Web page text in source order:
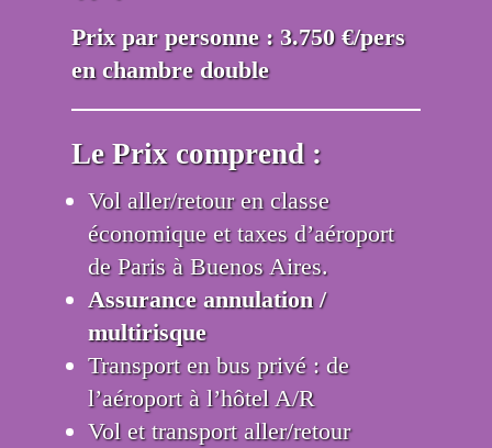
Prix par personne : 3.750 €/pers
en chambre double
Le Prix comprend :
Vol aller/retour en classe
économique et taxes d’aéroport
de Paris à Buenos Aires.
Assurance annulation /
multirisque
Transport en bus privé : de
l’aéroport à l’hôtel A/R
Vol et transport aller/retour